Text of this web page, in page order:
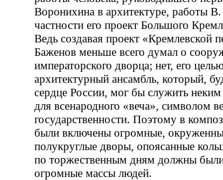
Воронихина в архитектуре, работы
частности его проект Большого
Ведь создавая проект «Кремлевской
Баженов меньше всего думал о
императорского дворца; нет, его
архитектурный ансамбль, который,
сердце России, мог бы служить
для всенародного «веча», символом
государственности. Поэтому в
были включены огромные,
полукруглые дворы, опоясанные
по торжественным дням должны были
огромные массы людей.